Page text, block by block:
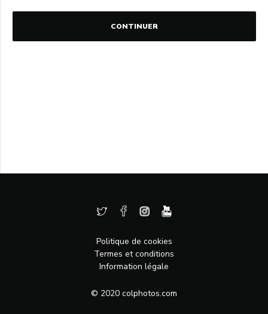
CONTINUER
Politique de cookies
Termes et conditions
Information légale
© 2020 colphotos.com